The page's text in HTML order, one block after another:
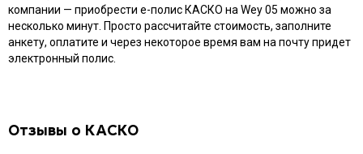
компании — приобрести e-полис КАСКО на Wey 05 можно за
несколько минут. Просто рассчитайте стоимость, заполните
анкету, оплатите и через некоторое время вам на почту придет
электронный полис.
Отзывы о КАСКО